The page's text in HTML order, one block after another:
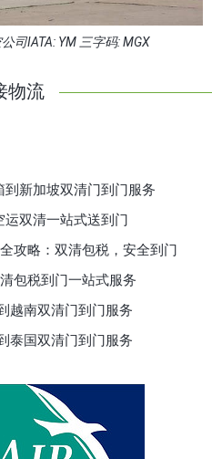
威航空公司IATA: DY 三字码: NAX
物流
新加坡双清门到门服务
双清一站式送到门
攻略：双清包税，安全到门
包税到门一站式服务
越南双清门到门服务
泰国双清门到门服务